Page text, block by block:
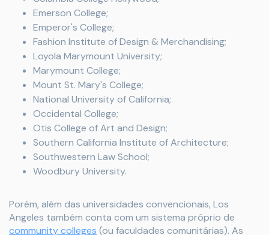
Emerson College;
Emperor's College;
Fashion Institute of Design & Merchandising;
Loyola Marymount University;
Marymount College;
Mount St. Mary's College;
National University of California;
Occidental College;
Otis College of Art and Design;
Southern California Institute of Architecture;
Southwestern Law School;
Woodbury University.
Porém, além das universidades convencionais, Los
Angeles também conta com um sistema próprio de
community colleges (ou faculdades comunitárias). As